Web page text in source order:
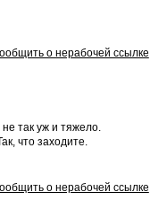
о нерабочей ссылке
так уж и тяжело.
что заходите.
о нерабочей ссылке